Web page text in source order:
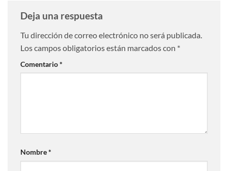
Deja una respuesta
Tu dirección de correo electrónico no será publicada.
Los campos obligatorios están marcados con *
Comentario*
Nombre*